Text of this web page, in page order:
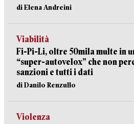
di Elena Andreini
Viabilità
Fi-Pi-Li, oltre 50mila multe in
“super-autovelox” che non
sanzioni e tutti i dati
di Danilo Renzullo
Violenza